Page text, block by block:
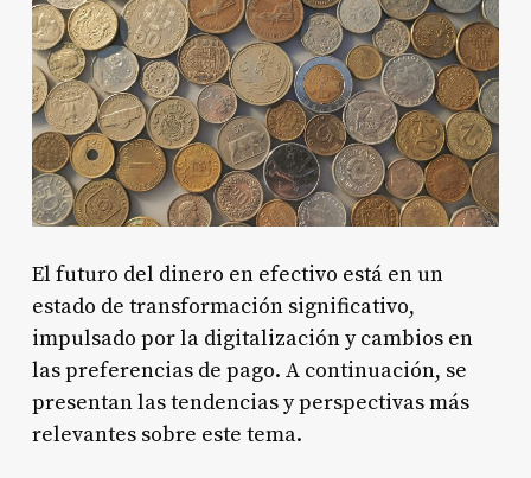
El futuro del dinero en efectivo está en un
estado de transformación significativo,
impulsado por la digitalización y cambios en
las preferencias de pago. A continuación, se
presentan las tendencias y perspectivas más
relevantes sobre este tema.